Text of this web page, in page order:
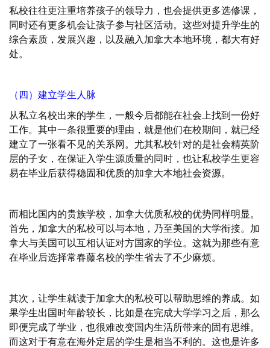
私校往往更注重培养孩子的领导力，也会提供更多选修课，
同时还有更多机会让孩子参与社区活动。这些对提升学生的
综合素质，发展兴趣，以及融入加拿大本地环境，都大有好
处。
（四）建立学生人脉
从私立名校出来的学生，一般今后都能在社会上找到一份好
工作。其中一条很重要的理由，就是他们在校期间，就已经
建立了一张看不见的关系网。尤其私校针对的是社会精英阶
层的子女，在保证入学生源质量的同时，也让私校学生更容
易在毕业后获得稳固和优质的加拿大本地社会资源。
而相比国内的贵族学校，加拿大优质私校的优势同样明显。
首先，加拿大的私校可以与本地，乃至美国的大学衔接。加
拿大与美国可以互相认证对方国家的学位。这就为那些有意
在毕业后选择常春藤名校的学生省去了不少麻烦。
其次，让学生就读于加拿大的私校可以帮助思维的养成。如
果学生出国时年龄较长，比如是在完成大学学习之后，那么
即便完成了学业，也很难改变国内生活所带来的固有思维。
而这对于有意在海外定居的学生是相当不利的。这也是许多